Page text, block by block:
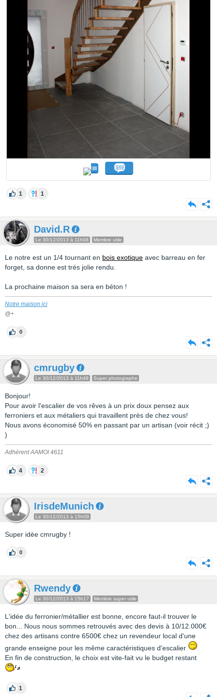
1 1
David.R
Le 30/12/2013 à 11h08 Membre utile
Le notre est un 1/4 tournant en bois exotique avec barreau en fer
forget, sa donne est trés jolie rendu.
La prochaine maison sa sera en béton !
Notre maison ici
@+
0
cmrugby
Le 30/12/2013 à 11h48 Super photographe
Bonjour!
Pour avoir l'escalier de vos rêves à un prix doux pensez aux
ferroniers et aux métaliers qui travaillent près de chez vous!
Nous avons économisé 50% en passant par un artisan (voir récit ;)
)
Adhérent AAMOI 4611
4 2
IrisdeMunich
Le 30/12/2013 à 15h09
Super idèe cmrugby !
0
Rwendy
Le 30/12/2013 à 15h17 Membre super utile
L'idée du ferronier/métallier est bonne, encore faut-il trouver le
bon... Nous nous sommes retrouvés avec des devis à 10/12.000€
chez des artisans contre 6500€ chez un revendeur local d'une
grande enseigne pour les même caractéristiques d'escalier
En fin de construction, le choix est vite-fait vu le budget restant
1